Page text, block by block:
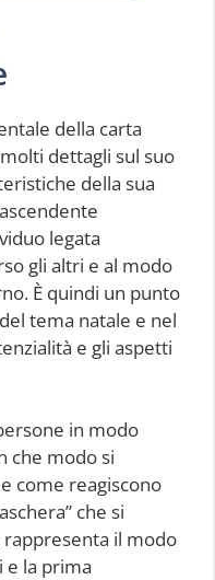
della carta
dettagli sul suo
della sua
legata
gli altri e al modo
È quindi un punto
tema natale e nel
e gli aspetti
in modo
che modo si
come reagiscono
che si
rappresenta il modo
e la prima